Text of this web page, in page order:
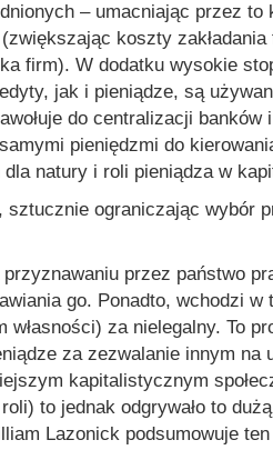
– umacniając przez
koszty
firm). W dodatku wysokie
jak i pieniądze, są
do centralizacji
pieniędzmi do
natury i roli pieniądza w
sztucznie ograniczając wybór
przez państwo
go. Ponadto, wchodzi
własności) za nielegalny. To
za zezwalanie innym
kapitalistycznym
to jednak odgrywało to
Lazonick podsumowuje